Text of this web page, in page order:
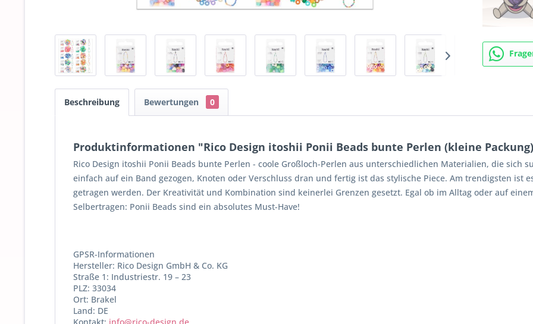
Beschreibung Bewertungen 0
Produktinformationen "Rico Design itoshii Ponii Beads bunte Perlen (kleine
Rico Design itoshii Ponii Beads bunte Perlen - coole Großloch-Perlen aus unterschiedlichen Materialien, die sich
einfach auf ein Band gezogen, Knoten oder Verschluss dran und fertig ist das stylische Piece. Am trendigsten ist
getragen werden. Der Kreativität und Kombination sind keinerlei Grenzen gesetzt. Egal ob im Alltag oder auf
Selbertragen: Ponii Beads sind ein absolutes Must-Have!
GPSR-Informationen
Hersteller: Rico Design GmbH & Co. KG
Straße 1: Industriestr. 19 – 23
PLZ: 33034
Ort: Brakel
Land: DE